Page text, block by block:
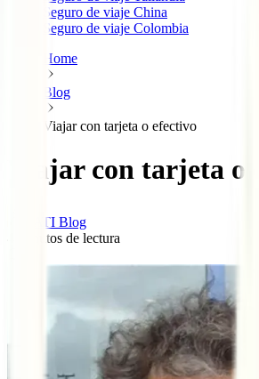
Seguro de viaje China
Seguro de viaje Colombia
Home
Blog
Viajar con tarjeta o efectivo
Viajar con tarjeta o
IATI Blog
minutos de lectura